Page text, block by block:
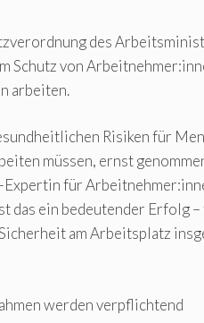
des
Schutz von
arbeiten.
Risiken für
müssen, ernst
für
das ein bedeutender Erfolg
am Arbeitsplatz
werden verpflichtend